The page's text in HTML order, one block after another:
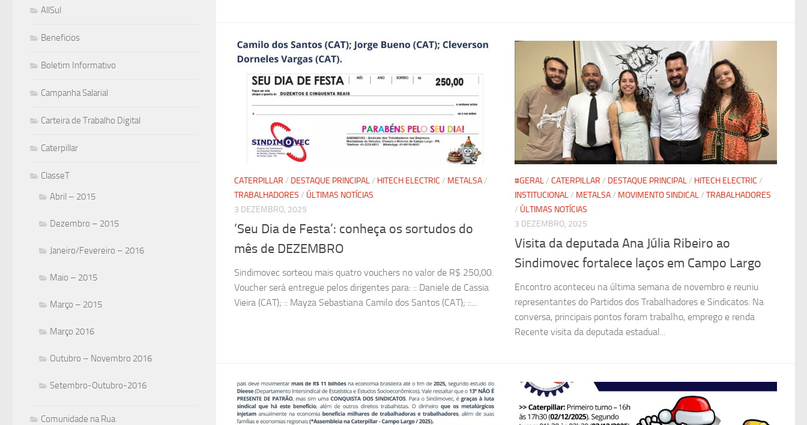
CATERPILLAR / DESTAQUE PRINCIPAL/ HITECH ELECTRIC / METALSA/
TRABALHADORES / ÚLTIMAS NOTÍCIAS
3 DEZEMBRO, 2025
‘Seu Dia de Festa’: conheça os sortudos do
mês de DEZEMBRO
Sindimovec sorteou mais quatro vouchers no valor de R$ 250,00.
Voucher será entregue pelos dirigentes para: :: Daniele de Cassia
Vieira (CAT); :: Mayza Sebastiana Camilo dos Santos (CAT); ::...
#GERAL/ CATERPILLAR / DESTAQUE PRINCIPAL/ HITECH ELECTRIC /
INSTITUCIONAL/ METALSA/ MOVIMENTO SINDICAL/ TRABALHADORES
/ ÚLTIMAS NOTÍCIAS
3 DEZEMBRO, 2025
Visita da deputada Ana Júlia Ribeiro ao
Sindimovec fortalece laços em Campo Largo
Encontro aconteceu na última semana de novembro e reuniu
representantes do Partidos dos Trabalhadores e Sindicatos. Na
conversa, principais pontos foram trabalho, emprego e renda
Recente visita da deputada estadual...
AllSul
Beneficios
Boletim Informativo
Campanha Salarial
Carteira de Trabalho Digital
Caterpillar
ClasseT
Abril – 2015
Dezembro – 2015
Janeiro/Fevereiro – 2016
Maio – 2015
Março – 2015
Março 2016
Outubro – Novembro 2016
Setembro-Outubro-2016
Comunidade na Rua